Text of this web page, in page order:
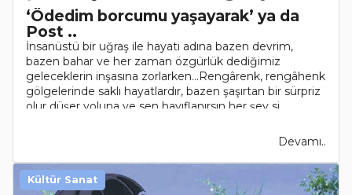
‘Ödedim borcumu yaşayarak’ ya da
Post ..
İnsanüstü bir uğraş ile hayatı adına bazen devrim,
bazen bahar ve her zaman özgürlük dediğimiz
geleceklerin inşasına zorlarken…Rengârenk, rengâhenk
gölgelerinde saklı hayatlardır, bazen şaşırtan bir sürpriz
olur düşer yoluna ve sen hayıflanırsın her şey si..
Devamı..
Kültür Sanat